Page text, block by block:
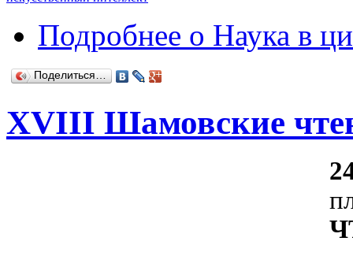
Подробнее о Наука в
Поделиться…
XVIII Шамовские